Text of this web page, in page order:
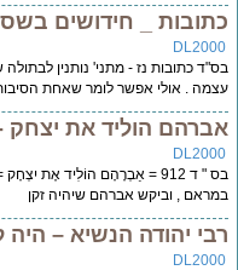
_ חידושים בשס
כתובות נז - מתני' נותנין
. אולי אפשר לומר שאחת הסיבות
הוליד את יצחק -
בס " ד 912 = אַבְרָהָם הוֹלִיד אֶת
, וביקש אברהם שיהיה זקן
יהודה הנשיא – היה